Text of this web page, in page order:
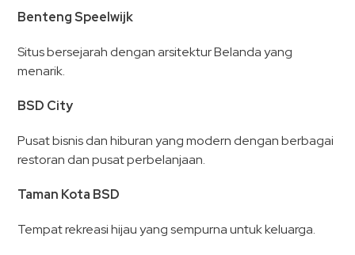
Benteng Speelwijk
Situs bersejarah dengan arsitektur Belanda yang
menarik.
BSD City
Pusat bisnis dan hiburan yang modern dengan berbagai
restoran dan pusat perbelanjaan.
Taman Kota BSD
Tempat rekreasi hijau yang sempurna untuk keluarga.